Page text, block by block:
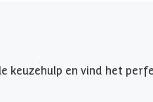
keuzehulp en vind het